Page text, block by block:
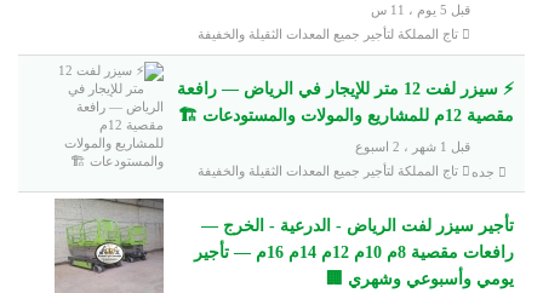
قبل 5 يوم ، 11 س
تاج المملكة لتأجير جميع المعدات الثقيلة والخفيفة
⚡ سيزر لفت 12 متر للإيجار في الرياض — رافعة
مقصية 12م للمشاريع والمولات والمستودعات 🏗️
جده
قبل 1 شهر ، 2 اسبوع
تاج المملكة لتأجير جميع المعدات الثقيلة والخفيفة
تأجير سيزر لفت الرياض - الدرعية - الخرج —
رافعات مقصية 8م 10م 12م 14م 16م — تأجير
يومي وأسبوعي وشهري 🏢